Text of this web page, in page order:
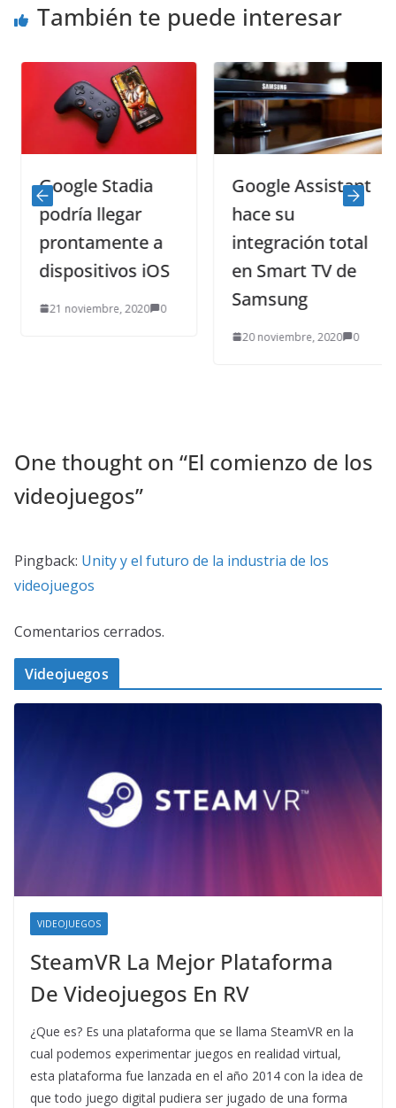
También te puede interesar
Google Stadia
podría llegar
prontamente a
dispositivos iOS
21 noviembre, 2020 0
Google Assistant
hace su
integración total
en Smart TV de
Samsung
20 noviembre, 2020 0
One thought on “El comienzo de los
videojuegos”
Pingback: Unity y el futuro de la industria de los
videojuegos
Comentarios cerrados.
Videojuegos
VIDEOJUEGOS
SteamVR La Mejor Plataforma
De Videojuegos En RV
¿Que es? Es una plataforma que se llama SteamVR en la
cual podemos experimentar juegos en realidad virtual,
esta plataforma fue lanzada en el año 2014 con la idea de
que todo juego digital pudiera ser jugado de una forma